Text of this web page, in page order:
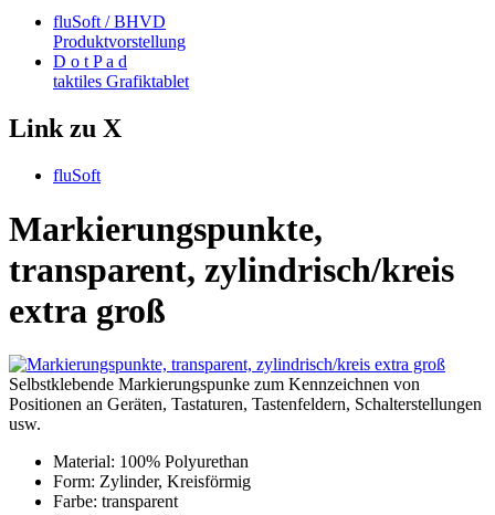
fluSoft / BHVD
Produktvorstellung
D o t P a d
taktiles Grafiktablet
Link zu X
fluSoft
Markierungspunkte,
transparent, zylindrisch/kreis
extra groß
Selbstklebende Markierungspunke zum Kennzeichnen von
Positionen an Geräten, Tastaturen, Tastenfeldern, Schalterstellungen
usw.
Material: 100% Polyurethan
Form: Zylinder, Kreisförmig
Farbe: transparent